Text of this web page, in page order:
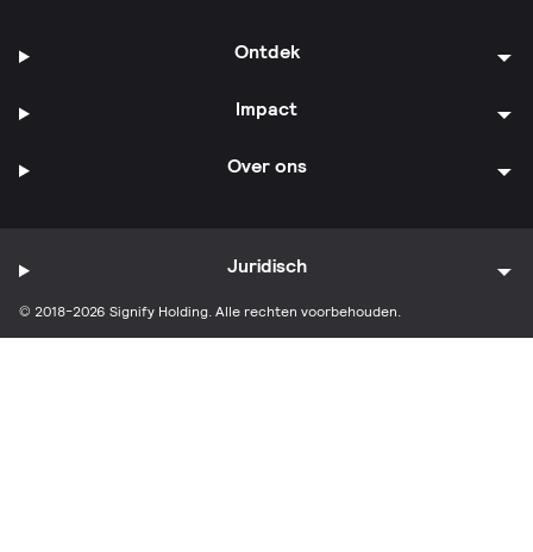
Ontdek
Impact
Over ons
© 2018-2026 Signify Holding. Alle rechten voorbehouden.
Juridisch